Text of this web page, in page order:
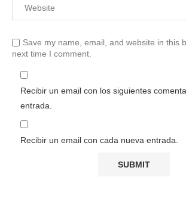
Save my name, email, and website in this
next time I comment.
Recibir un email con los siguientes
entrada.
Recibir un email con cada nueva entrada.